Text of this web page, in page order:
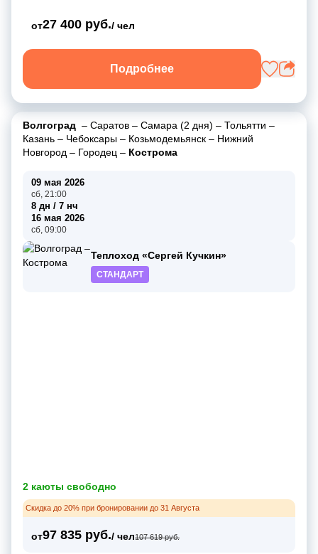
от27 400 руб./ чел
Подробнее
Волгоград – Саратов – Самара (2 дня) – Тольятти –
Казань – Чебоксары – Козьмодемьянск – Нижний
Новгород – Городец – Кострома
09 мая 2026
сб, 21:00
8 дн / 7 нч
16 мая 2026
сб, 09:00
Теплоход «Сергей Кучкин»
СТАНДАРТ
2 каюты свободно
Скидка до 20% при бронировании до 31 Августа
от97 835 руб./ чел107 619 руб.